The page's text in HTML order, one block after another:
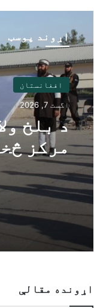
اړوند پوسټ
افغانستان
اگست 6, 2026
۳۲۵
خوشې
شوي
اړونده مقالې